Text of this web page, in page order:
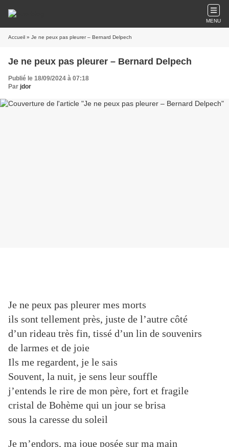
MENU
Accueil » Je ne peux pas pleurer – Bernard Delpech
Je ne peux pas pleurer – Bernard Delpech
Publié le 18/09/2024 à 07:18
Par jdor
Je ne peux pas pleurer mes morts
ils sont tellement près, juste de l’autre côté
d’un rideau très fin, tissé d’un lin de souvenirs
de larmes et de joie
Ils me regardent, je le sais
Souvent, la nuit, je sens leur souffle
j’entends le rire de mon père, fort et fragile
cristal de Bohème qui un jour se brisa
sous la caresse du soleil
Je m’endors, ma joue posée sur ma main